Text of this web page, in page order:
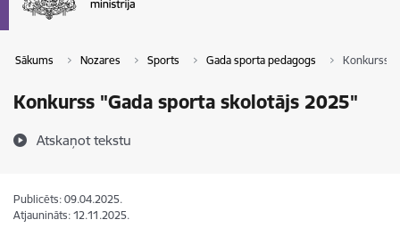
Sākums Nozares Sports Gada sporta pedagogs Konkurss
Konkurss "Gada sporta skolotājs 2025"
Atskaņot tekstu
Publicēts: 09.04.2025.
Atjaunināts: 12.11.2025.